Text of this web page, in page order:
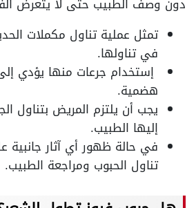
تمثل عملية تناول مكملات
في تناولها.
إستخدام جرعات منها يؤدي
هضمية.
يجب أن يلتزم المريض بتناول
إليها الطبيب.
في حالة ظهور أي آثار جانبية
تناول الحبوب ومراجعة الطبيب.